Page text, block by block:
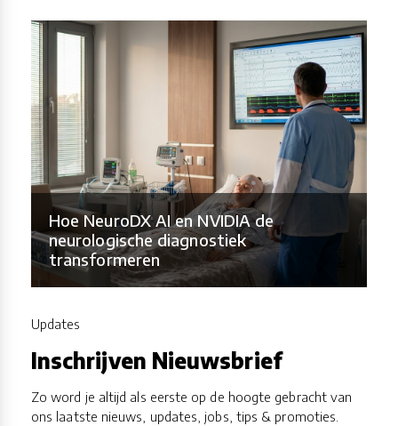
Hoe NeuroDX AI en NVIDIA de
neurologische diagnostiek
transformeren
Updates
Inschrijven Nieuwsbrief
Zo word je altijd als eerste op de hoogte gebracht van
ons laatste nieuws, updates, jobs, tips & promoties.